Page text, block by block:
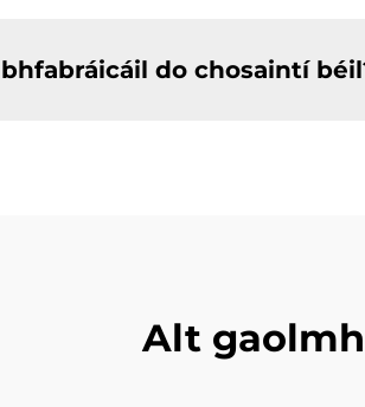
do chosaintí
Alt